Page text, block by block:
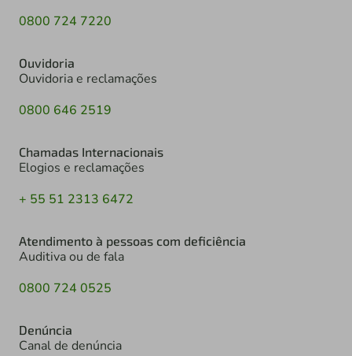
0800 724 7220
Ouvidoria
Ouvidoria e reclamações
0800 646 2519
Chamadas Internacionais
Elogios e reclamações
+ 55 51 2313 6472
Atendimento à pessoas com deficiência
Auditiva ou de fala
0800 724 0525
Denúncia
Canal de denúncia